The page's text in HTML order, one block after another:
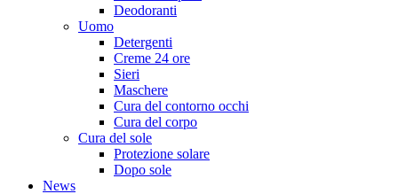
Deodoranti
Uomo
Detergenti
Creme 24 ore
Sieri
Maschere
Cura del contorno occhi
Cura del corpo
Cura del sole
Protezione solare
Dopo sole
News